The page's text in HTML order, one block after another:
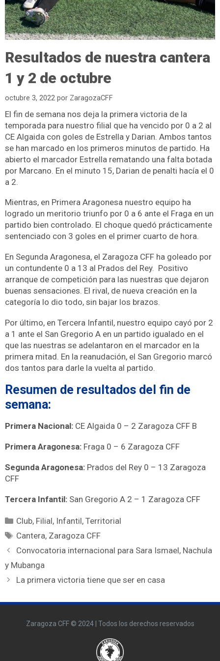
Resultados de nuestra cantera
1 y 2 de octubre
octubre 3, 2022 por ZaragozaCFF
El fin de semana nos deja la primera victoria de la
temporada para nuestro filial que ha vencido por 0 a 2 al
CE Algaida con goles de Estrella y Darian. Ambos tantos
se han marcado en los primeros minutos de partido. Ha
abierto el marcador Estrella rematando una falta botada
por Marcano. En el minuto 15, Darian de penalti hacía el 0
a 2.
Mientras, en Primera Aragonesa nuestro equipo ha
logrado un meritorio triunfo por 0 a 6 ante el Fraga en un
partido bien controlado. El choque quedó prácticamente
sentenciado con 3 goles en el primer cuarto de hora.
En Segunda Aragonesa, el Zaragoza CFF ha goleado por
un contundente 0 a 13 al Prados del Rey. Positivo
arranque de competición para las nuestras que dejaron
buenas sensaciones. El rival, de nueva creación en la
categoría lo dio todo, sin bajar los brazos.
Por último, en Tercera Infantil, nuestro equipo cayó por 2
a 1 ante el San Gregorio A en un partido igualado en el
que las nuestras se adelantaron en el marcador en la
primera mitad. En la reanudación, el San Gregorio marcó
dos tantos para darle la vuelta al partido.
Resumen de resultados del fin de
semana:
Primera Nacional: CE Algaida 0 – 2 Zaragoza CFF B
Primera Aragonesa: Fraga 0 – 6 Zaragoza CFF
Segunda Aragonesa: Prados del Rey 0 – 13 Zaragoza
CFF
Tercera Infantil: San Gregorio A 2 – 1 Zaragoza CFF
Club, Filial, Infantil,Territorial
Cantera, Zaragoza CFF
Convocatoria internacional para Sara Ismael, Nachula
y Mubanga
La primera victoria tiene que ser en casa
Zaragoza CFF © 2024 | Todos los derechos reservados